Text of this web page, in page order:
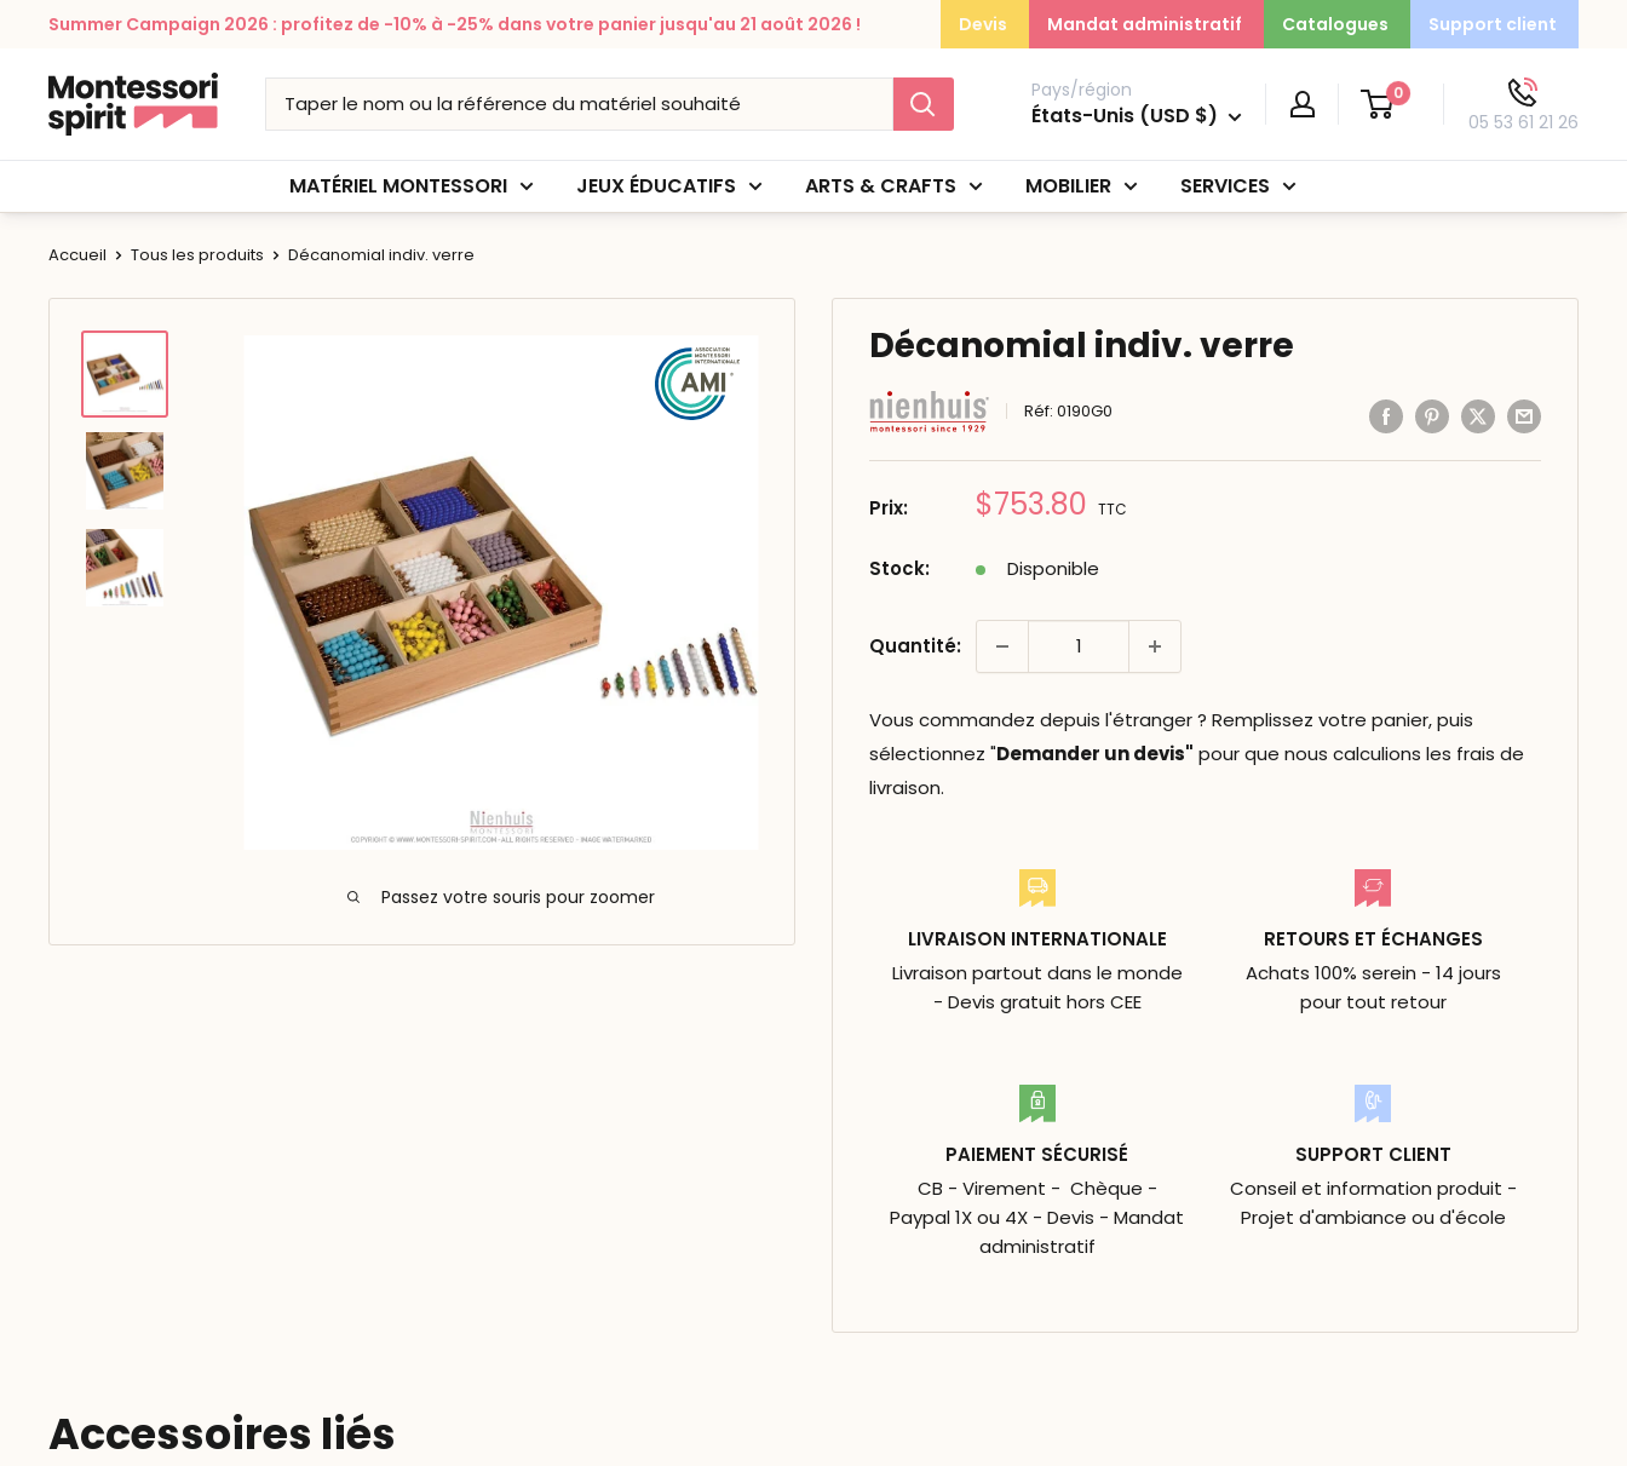
Passer
contenu
Summer Campaign 2026 : profitez de -10% à -25% dans votre panier jusqu'au 21 août 2026 ! Devis Mandat administratif Catalogues Support client
Montessori
Spirit
Pays/région
États-Unis (USD $)
0
05 53 61 21 26
MATÉRIEL MONTESSORI JEUX ÉDUCATIFS ARTS & CRAFTS MOBILIER SERVICES
Accueil Tous les produits Décanomial indiv. verre
Passez votre souris pour zoomer
Décanomial indiv. verre
Réf:0190G0
Prix: Prix
$753.80 TTC
Stock: Disponible
Quantité:
Vous commandez depuis l'étranger ? Remplissez votre panier, puis
sélectionnez "Demander un devis" pour que nous calculions les frais de
livraison.
LIVRAISON INTERNATIONALE
Livraison partout dans le monde
- Devis gratuit hors CEE
RETOURS ET ÉCHANGES
Achats 100% serein - 14 jours
pour tout retour
PAIEMENT SÉCURISÉ
CB - Virement - Chèque -
Paypal 1X ou 4X - Devis - Mandat
administratif
SUPPORT CLIENT
Conseil et information produit -
Projet d'ambiance ou d'école
Accessoires liés